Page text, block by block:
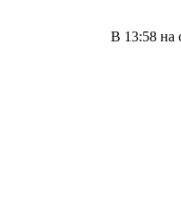
В 13:58 на